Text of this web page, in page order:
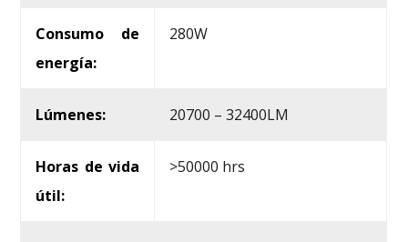
Consumo de
energía:
280W
Lúmenes: 20700 – 32400LM
Horas de vida
útil:
>50000 hrs